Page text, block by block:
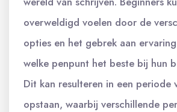
overweldigd voelen door de
opties en het gebrek aan
welke penpunt het beste bij hun
Dit kan resulteren in een periode
opstaan, waarbij verschillende